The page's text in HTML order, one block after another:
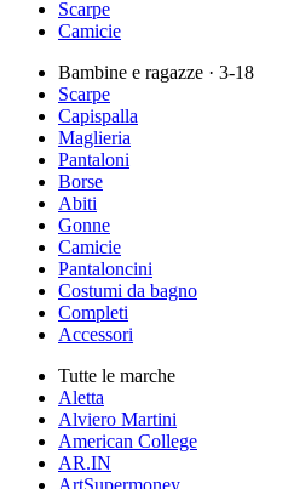
Scarpe
Camicie
Bambine e ragazze · 3-18
Scarpe
Capispalla
Maglieria
Pantaloni
Borse
Abiti
Gonne
Camicie
Pantaloncini
Costumi da bagno
Completi
Accessori
Tutte le marche
Aletta
Alviero Martini
American College
AR.IN
ArtSupermoney